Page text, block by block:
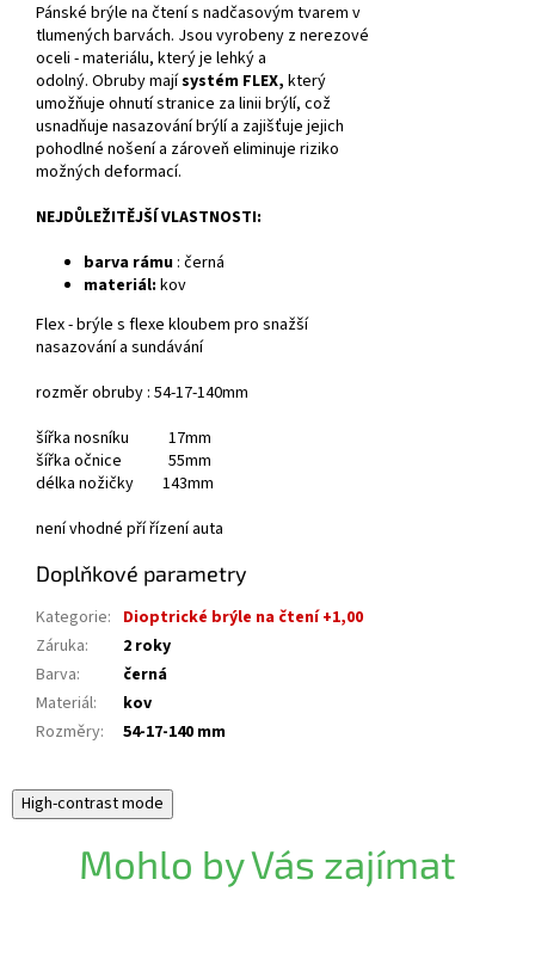
Pánské brýle na čtení s nadčasovým tvarem v
tlumených barvách. Jsou vyrobeny z nerezové
oceli - materiálu, který je lehký a
odolný. Obruby majísystém FLEX, který
umožňuje ohnutí stranice za linii brýlí, což
usnadňuje nasazování brýlí a zajišťuje jejich
pohodlné nošení a zároveň eliminuje riziko
možných deformací.
NEJDŮLEŽITĚJŠÍ VLASTNOSTI:
barva rámu : černá
materiál: kov
Flex - brýle s flexe kloubem pro snažší
nasazování a sundávání
rozměr obruby : 54-17-140mm
šířka nosníku 17mm
šířka očnice 55mm
délka nožičky 143mm
není vhodné pří řízení auta
Doplňkové parametry
Kategorie: Dioptrické brýle na čtení +1,00
Záruka:
2 roky
Barva:
černá
Materiál:
kov
Rozměry: 54-17-140 mm
High-contrast mode
Mohlo by Vás zajímat